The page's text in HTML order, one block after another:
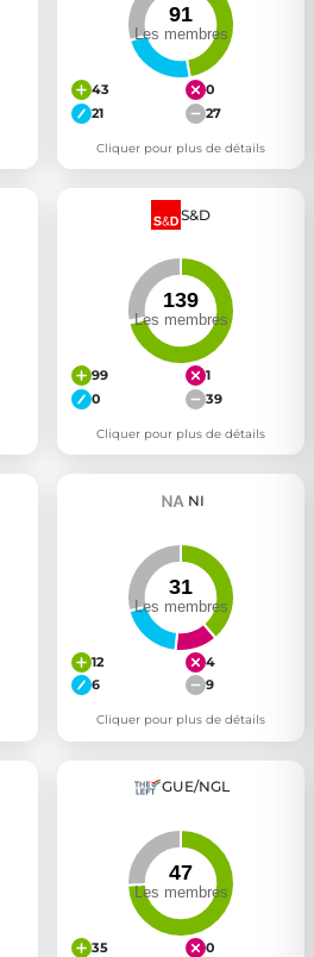
43
0
21
27
Cliquer pour plus de détails
S&D
99
1
0
39
Cliquer pour plus de détails
NI
12
4
6
9
Cliquer pour plus de détails
GUE/NGL
35
0